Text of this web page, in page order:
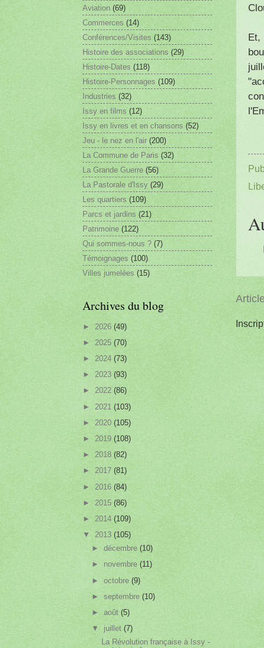
Et,
Aviation (69)
Commerces (14)
Conférences/Visites (143)
Histoire des associations (29)
Histoire-Dates (118)
Histoire-Personnages (109)
Industries (32)
Issy en films (12)
Issy en livres et en chansons (52)
Jeu - le nez en l'air (200)
La Commune de Paris (32)
La Grande Guerre (56)
La Pastorale d'Issy (29)
Les quartiers (109)
Parcs et jardins (21)
Patrimoine (122)
Qui sommes-nous ? (7)
Témoignages (100)
Villes jumelées (15)
Archives du blog
► 2026 (49)
► 2025 (70)
► 2024 (73)
► 2023 (93)
► 2022 (86)
► 2021 (103)
► 2020 (105)
► 2019 (108)
► 2018 (82)
► 2017 (81)
► 2016 (84)
► 2015 (86)
► 2014 (109)
▼ 2013 (105)
►décembre(10)
► novembre(11)
►octobre(9)
►septembre(10)
►août(5)
▼ juillet(7)
La Révolution française à Issy -